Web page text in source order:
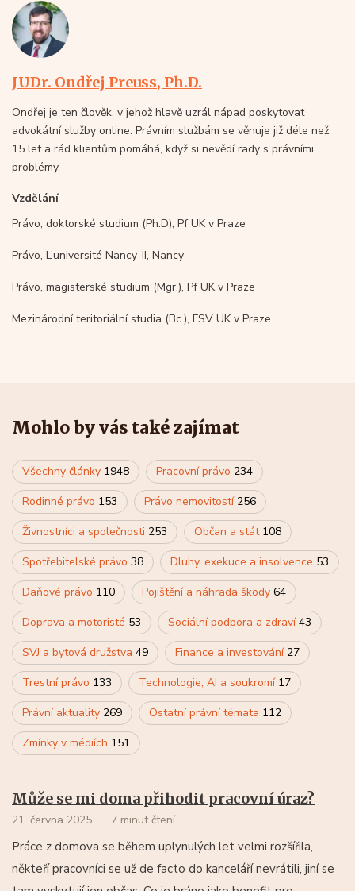
JUDr. Ondřej Preuss, Ph.D.
Ondřej je ten člověk, v jehož hlavě uzrál nápad poskytovat
advokátní služby online. Právním službám se věnuje již déle než
15 let a rád klientům pomáhá, když si nevědí rady s právními
problémy.
Vzdělání
Právo, doktorské studium (Ph.D), Pf UK v Praze
Právo, L’université Nancy-II, Nancy
Právo, magisterské studium (Mgr.), Pf UK v Praze
Mezinárodní teritoriální studia (Bc.), FSV UK v Praze
Mohlo by vás také zajímat
Všechny články 1948 Pracovní právo 234
Rodinné právo 153 Právo nemovitostí 256
Živnostníci a společnosti 253 Občan a stát 108
Spotřebitelské právo 38 Dluhy, exekuce a insolvence 53
Daňové právo 110 Pojištění a náhrada škody 64
Doprava a motoristé 53 Sociální podpora a zdraví43
SVJ a bytová družstva 49 Finance a investování 27
Trestní právo 133 Technologie, AI a soukromí 17
Právní aktuality 269 Ostatní právní témata 112
Zmínky v médiích 151
Může se mi doma přihodit pracovní úraz?
21. června 2025 7 minut čtení
Práce z domova se během uplynulých let velmi rozšířila,
někteří pracovníci se už de facto do kanceláří nevrátili, jiní se